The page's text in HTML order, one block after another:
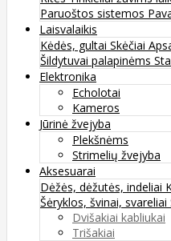
Paruoštos sistemos
Laisvalaikis
Kėdės, gultai Skėčiai
Šildytuvai palapinėms
Elektronika
Echolotai
Kameros
Jūrinė žvejyba
Plekšnėms
Strimelių žvejyba
Aksesuarai
Dėžės, dėžutės, indeliai
Šėryklos, švinai, svareliai
Dvišakiai kabliukai
Trišakiai